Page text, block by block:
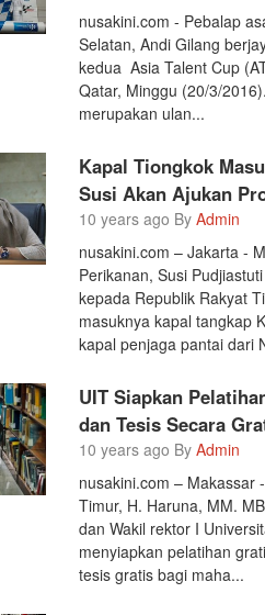
nusakini.com - Pebalap
Selatan, Andi Gilang
kedua Asia Talent Cup
Qatar, Minggu (20/3/
merupakan ulan...
Kapal Tiongkok
Susi Akan Ajukan
10 years ago ByAdmin
nusakini.com – Jakarta -
Perikanan, Susi
kepada Republik Rakyat
masuknya kapal tangkap
kapal penjaga pantai dari
UIT Siapkan
dan Tesis Secara
10 years ago ByAdmin
nusakini.com – Makassar
Timur, H. Haruna, MM.
dan Wakil rektor I
menyiapkan pelatihan
tesis gratis bagi maha...